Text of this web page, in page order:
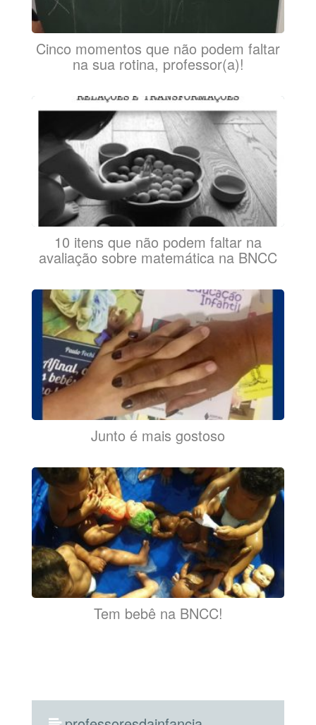
Cinco momentos que não podem faltar
na sua rotina, professor(a)!
10 itens que não podem faltar na
avaliação sobre matemática na BNCC
Junto é mais gostoso
Tem bebê na BNCC!